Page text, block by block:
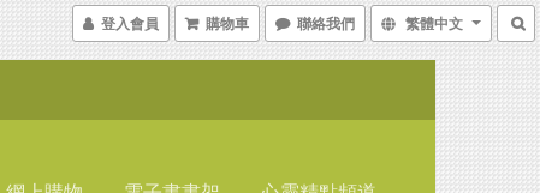
登入會員 購物車 聯絡我們 繁體中文